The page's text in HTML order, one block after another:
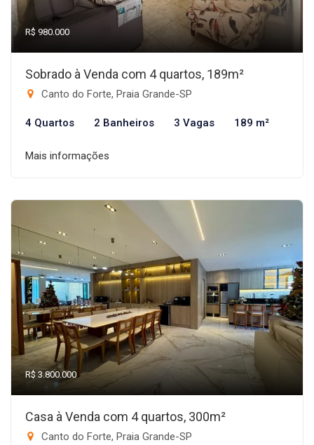
R$ 980.000
Sobrado à Venda com 4 quartos, 189m²
Canto do Forte, Praia Grande-SP
4 Quartos 2 Banheiros 3 Vagas 189 m²
Mais informações
R$ 3.800.000
Casa à Venda com 4 quartos, 300m²
Canto do Forte, Praia Grande-SP